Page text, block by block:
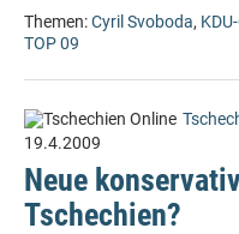
Themen:Cyril Svoboda,
TOP 09
19.4.2009
Neue
Tschechien?